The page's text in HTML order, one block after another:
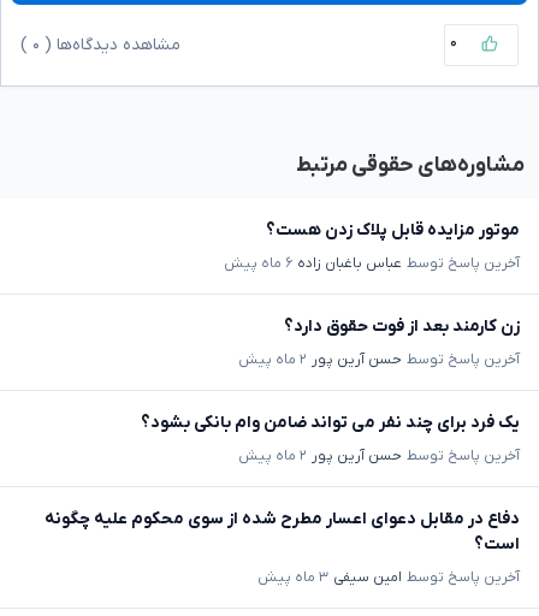
۰ مشاهده دیدگاه‌ها ( ۰
مشاوره‌های حقوقی مرتبط
موتور مزایده قابل پلاک زدن هست؟
آخرین پاسخ توسط عباس باغبان زاده ۶ ماه پیش
زن کارمند بعد از فوت حقوق دارد؟
آخرین پاسخ توسط حسن آرین پور ۲ ماه پیش
یک فرد برای چند نفر می تواند ضامن وام بانکی بشود؟
آخرین پاسخ توسط حسن آرین پور ۲ ماه پیش
دفاع در مقابل دعوای اعسار مطرح شده از سوی محکوم علیه چگونه
است؟
آخرین پاسخ توسط امین سیفی ۳ ماه پیش